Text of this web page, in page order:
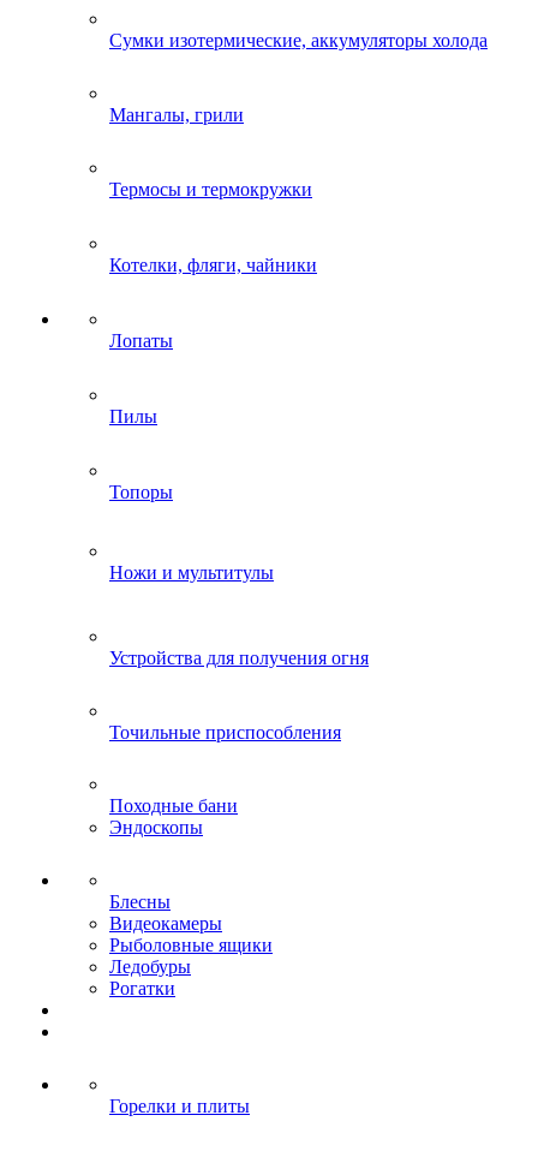
Сумки изотермические, аккумуляторы холода
Мангалы, грили
Термосы и термокружки
Котелки, фляги, чайники
Лопаты
Пилы
Топоры
Ножи и мультитулы
Устройства для получения огня
Точильные приспособления
Походные бани
Эндоскопы
Блесны
Видеокамеры
Рыболовные ящики
Ледобуры
Рогатки
Горелки и плиты